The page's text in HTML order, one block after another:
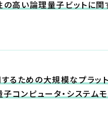
高い論理量子ビットに関
るための大規模なプラッ
コンピュータ・システム